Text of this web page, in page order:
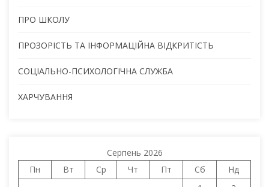
ПРО ШКОЛУ
ПРОЗОРІСТЬ ТА ІНФОРМАЦІЙНА ВІДКРИТІСТЬ
СОЦІАЛЬНО-ПСИХОЛОГІЧНА СЛУЖБА
ХАРЧУВАННЯ
Серпень 2026
Пн
Вт Ср Чт Пт Сб
Нд